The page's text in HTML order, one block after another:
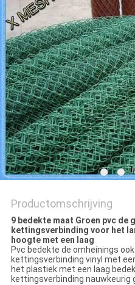
Productomschrijving
9 bedekte maat Groen pvc de
kettingsverbinding voor het
hoogte met een laag
Pvc bedekte de omheinings
kettingsverbinding vinyl met
het plastiek met een laag
kettingsverbinding nauwkeurig